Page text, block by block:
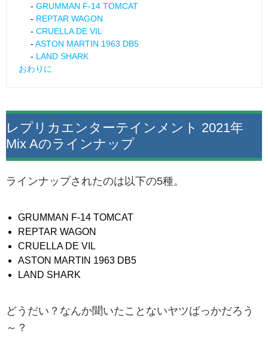
GRUMMAN F-14 TOMCAT
REPTAR WAGON
CRUELLA DE VIL
ASTON MARTIN 1963 DB5
LAND SHARK
おわりに
レプリカエンターテインメント 2021年
Mix Aのラインナップ
ラインナップされたのは以下の5種。
GRUMMAN F-14 TOMCAT
REPTAR WAGON
CRUELLA DE VIL
ASTON MARTIN 1963 DB5
LAND SHARK
どうだい？なんか聞いたことないヤツばっかだろう
～？